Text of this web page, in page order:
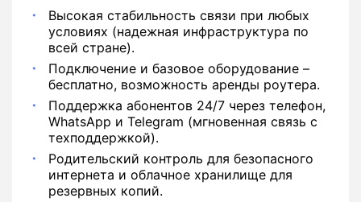
Высокая стабильность связи при любых
условиях (надежная инфраструктура по
всей стране).
Подключение и базовое оборудование –
бесплатно, возможность аренды роутера.
Поддержка абонентов 24/7 через телефон,
WhatsApp и Telegram (мгновенная связь с
техподдержкой).
Родительский контроль для безопасного
интернета и облачное хранилище для
резервных копий.